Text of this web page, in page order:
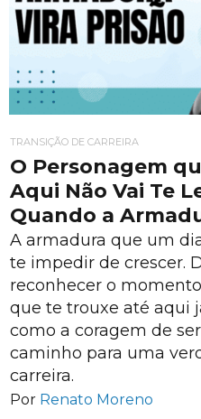
TRANSIÇÃO DE CARREIRA
O Personagem
Aqui Não Vai Te
Quando a
A armadura que um
te impedir de crescer.
reconhecer o
que te trouxe até aqui
como a coragem de
caminho para uma
carreira.
Por Renato Moreno